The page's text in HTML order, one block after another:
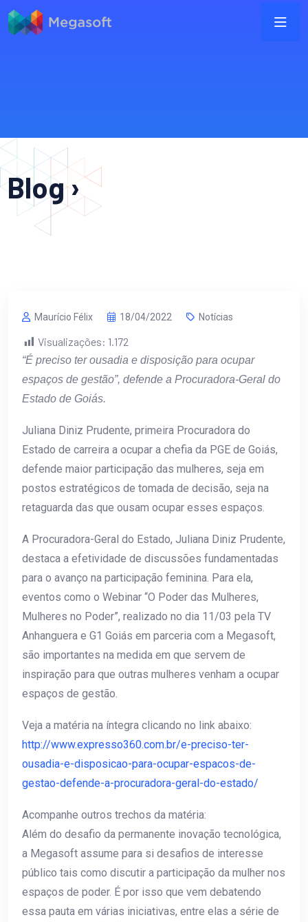
Blog ›
Maurício Félix 18/04/2022 Notícias
Visualizações: 1.172
“É preciso ter ousadia e disposição para ocupar
espaços de gestão”, defende a Procuradora-Geral do
Estado de Goiás.
Juliana Diniz Prudente, primeira Procuradora do
Estado de carreira a ocupar a chefia da PGE de Goiás,
defende maior participação das mulheres, seja em
postos estratégicos de tomada de decisão, seja na
retaguarda das que ousam ocupar esses espaços.
A Procuradora-Geral do Estado, Juliana Diniz Prudente,
destaca a efetividade de discussões fundamentadas
para o avanço na participação feminina. Para ela,
eventos como o Webinar “O Poder das Mulheres,
Mulheres no Poder”, realizado no dia 11/03 pela TV
Anhanguera e G1 Goiás em parceria com a Megasoft,
são importantes na medida em que servem de
inspiração para que outras mulheres venham a ocupar
espaços de gestão.
Veja a matéria na íntegra clicando no link abaixo:
http://www.expresso360.com.br/e-preciso-ter-
ousadia-e-disposicao-para-ocupar-espacos-de-
gestao-defende-a-procuradora-geral-do-estado/
Acompanhe outros trechos da matéria:
Além do desafio da permanente inovação tecnológica,
a Megasoft assume para si desafios de interesse
público tais como discutir a participação da mulher nos
espaços de poder. É por isso que vem debatendo
essa pauta em várias iniciativas, entre elas a série de